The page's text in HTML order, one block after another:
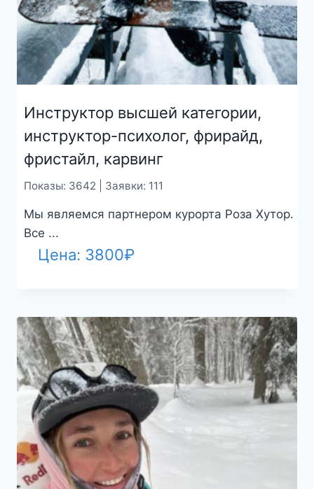
Инструктор высшей категории,
инструктор-психолог, фрирайд,
фристайл, карвинг
Показы: 3642 | Заявки: 111
Мы являемся партнером курорта Роза Хутор.
Все ...
Цена: 3800₽